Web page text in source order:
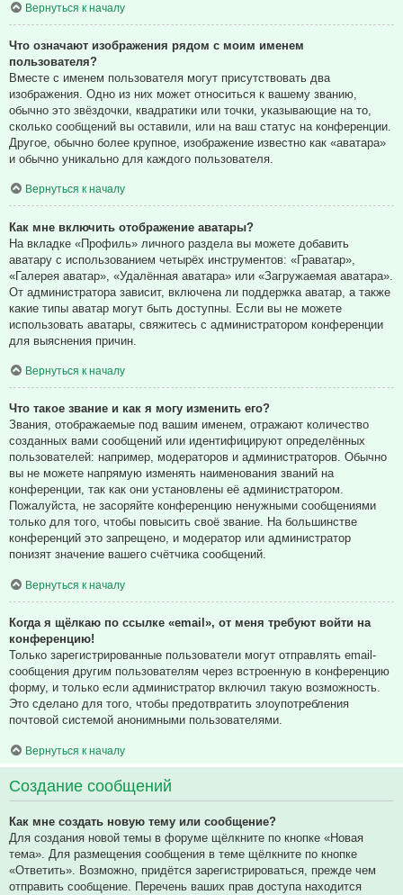
Вернуться к началу
Что означают изображения рядом с моим именем
пользователя?
Вместе с именем пользователя могут присутствовать два
изображения. Одно из них может относиться к вашему званию,
обычно это звёздочки, квадратики или точки, указывающие на то,
сколько сообщений вы оставили, или на ваш статус на конференции.
Другое, обычно более крупное, изображение известно как «аватара»
и обычно уникально для каждого пользователя.
Вернуться к началу
Как мне включить отображение аватары?
На вкладке «Профиль» личного раздела вы можете добавить
аватару с использованием четырёх инструментов: «Граватар»,
«Галерея аватар», «Удалённая аватара» или «Загружаемая аватара».
От администратора зависит, включена ли поддержка аватар, а также
какие типы аватар могут быть доступны. Если вы не можете
использовать аватары, свяжитесь с администратором конференции
для выяснения причин.
Вернуться к началу
Что такое звание и как я могу изменить его?
Звания, отображаемые под вашим именем, отражают количество
созданных вами сообщений или идентифицируют определённых
пользователей: например, модераторов и администраторов. Обычно
вы не можете напрямую изменять наименования званий на
конференции, так как они установлены её администратором.
Пожалуйста, не засоряйте конференцию ненужными сообщениями
только для того, чтобы повысить своё звание. На большинстве
конференций это запрещено, и модератор или администратор
понизят значение вашего счётчика сообщений.
Вернуться к началу
Когда я щёлкаю по ссылке «email», от меня требуют войти на
конференцию!
Только зарегистрированные пользователи могут отправлять email-
сообщения другим пользователям через встроенную в конференцию
форму, и только если администратор включил такую возможность.
Это сделано для того, чтобы предотвратить злоупотребления
почтовой системой анонимными пользователями.
Вернуться к началу
Создание сообщений
Как мне создать новую тему или сообщение?
Для создания новой темы в форуме щёлкните по кнопке «Новая
тема». Для размещения сообщения в теме щёлкните по кнопке
«Ответить». Возможно, придётся зарегистрироваться, прежде чем
отправить сообщение. Перечень ваших прав доступа находится